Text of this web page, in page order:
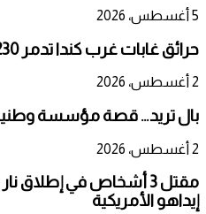
5 أغسطس، 2026
حرائق غابات غرب كندا تدمر 230 منزلا
2 أغسطس، 2026
بال تريد… قصة مؤسسة
2 أغسطس، 2026
مقتل 3 أشخاص في إطلاق
إيداهو الأمريكية